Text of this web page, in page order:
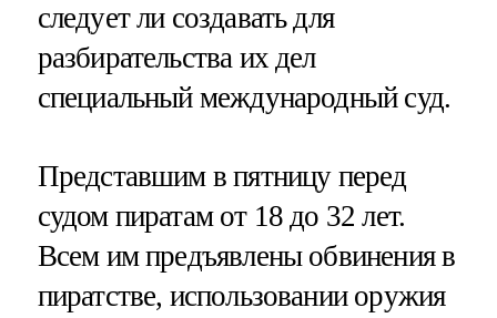
следует ли создавать для
разбирательства их дел
специальный международный суд.
Представшим в пятницу перед
судом пиратам от 18 до 32 лет.
Всем им предъявлены обвинения в
пиратстве, использовании оружия